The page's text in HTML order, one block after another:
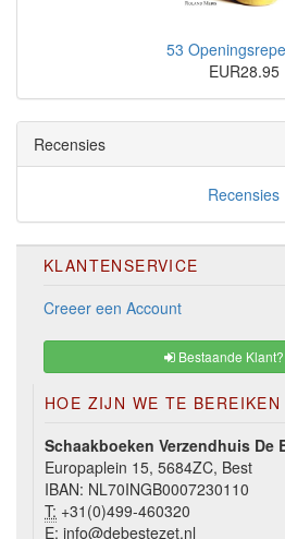
53
EUR28.95
Recensies
Recensies
KLANTENSERVICE
Creeer een Account
Bestaande
HOE ZIJN WE TE BEREIKEN
Schaakboeken Verzendhuis De
Europaplein 15, 5684ZC, Best
IBAN: NL70INGB0007230110
T: +31(0)499-460320
E: info@debestezet.nl